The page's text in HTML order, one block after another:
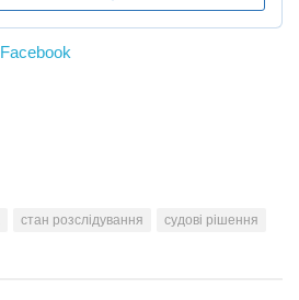
Facebook
стан розслідування судові рішення